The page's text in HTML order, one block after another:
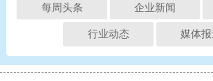
每周头条 企业新闻
行业动态 媒体